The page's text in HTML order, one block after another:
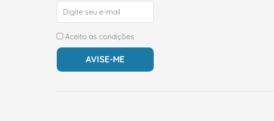
Aceito as condições